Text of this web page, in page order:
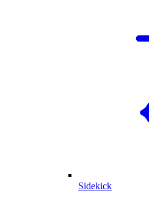
Sidekick